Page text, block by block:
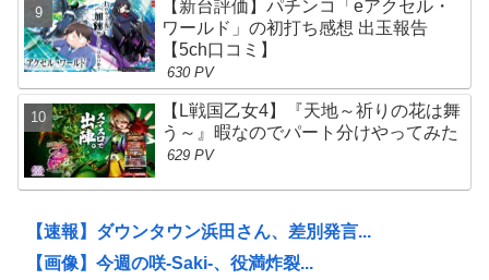
【新台評価】パチンコ「eアクセル・
ワールド」の初打ち感想 出玉報告
【5ch口コミ】
630 PV
【L戦国乙女4】『天地～祈りの花は舞
う～』暇なのでパート分けやってみた
629 PV
【速報】ダウンタウン浜田さん、差別発言...
【画像】今週の咲-Saki-、役満炸裂...